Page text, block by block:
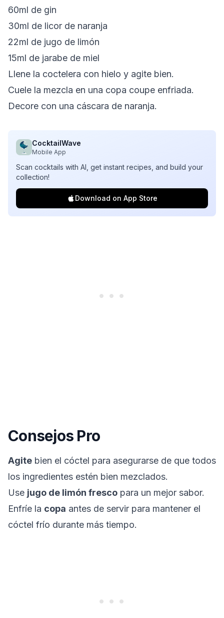
60ml de gin
30ml de licor de naranja
22ml de jugo de limón
15ml de jarabe de miel
Llene la coctelera con hielo y agite bien.
Cuele la mezcla en una copa coupe enfriada.
Decore con una cáscara de naranja.
CocktailWave
Mobile App
Scan cocktails with AI, get instant recipes, and build your
collection!
Download on App Store
Consejos Pro
Agite bien el cóctel para asegurarse de que todos
los ingredientes estén bien mezclados.
Use jugo de limón fresco para un mejor sabor.
Enfríe la copa antes de servir para mantener el
cóctel frío durante más tiempo.